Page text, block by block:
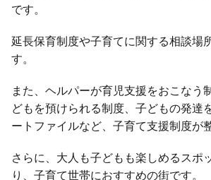
です。
延長保育制度や子育てに関する相談場
す。
また、ヘルパーが育児支援をおこなう
どもを預けられる制度、子どもの発達
ートファイルなど、子育て支援制度が
さらに、大人も子どもも楽しめるスポ
り、子育て世帯におすすめの街です。